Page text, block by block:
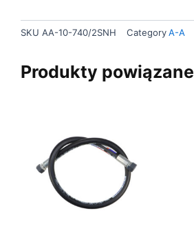
SKU AA-10-740/2SNH CategoryA-A
Produkty powiązane